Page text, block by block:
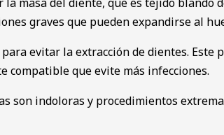
graves que pueden expandirse al
evitar la extracción de dientes.
compatible que evite más infecciones.
son indoloras y procedimientos